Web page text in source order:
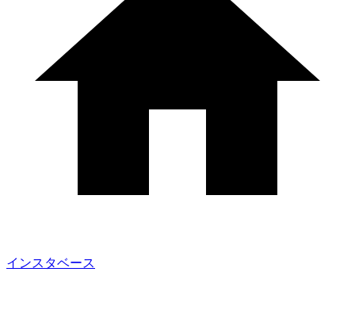
インスタベース